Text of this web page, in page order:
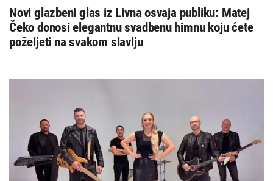
Novi glazbeni glas iz Livna osvaja publiku: Matej
Čeko donosi elegantnu svadbenu himnu koju ćete
poželjeti na svakom slavlju